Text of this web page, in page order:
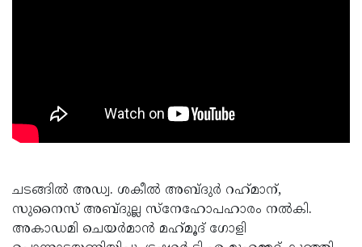
ചടങ്ങില്‍ അഡ്വ. ശകീല്‍ അബ്ദുർ റഹ്‌മാന്,
സുനൈസ് അബ്ദുല്ല സ്‌നേഹോപഹാരം നല്‍കി.
അകാഡമി ചെയര്‍മാന്‍ മഹ്‌മൂദ്‌ ഗോളി